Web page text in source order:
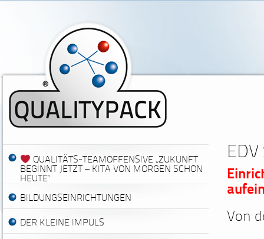
QUALITÄTS-TEAMOFFENSIVE „ZUKUNFT
BEGINNT JETZT – KITA VON MORGEN SCHON
HEUTE“
BILDUNGSEINRICHTUNGEN
DER KLEINE IMPULS
EDV
Von